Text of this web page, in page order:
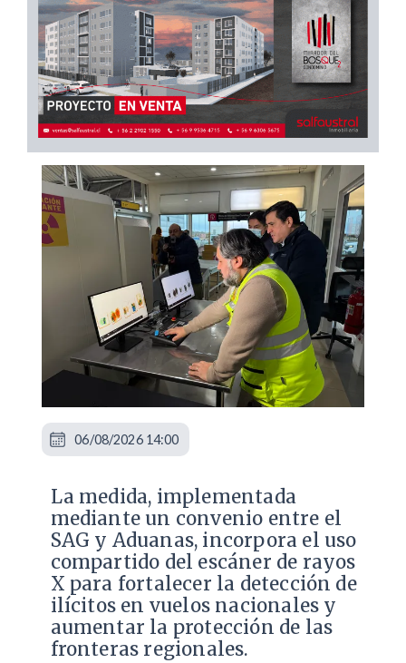
La medida, implementada
mediante un convenio entre el
SAG y Aduanas, incorpora el uso
compartido del escáner de rayos
X para fortalecer la detección de
ilícitos en vuelos nacionales y
aumentar la protección de las
fronteras regionales.
06/08/2026 14:00